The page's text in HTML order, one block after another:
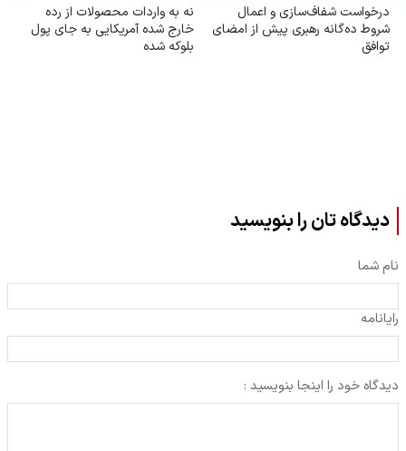
درخواست شفاف‌سازی و اعمال
شروط ده‌گانه رهبری پیش از امضای
توافق
نه به واردات محصولات از رده
خارج شده آمریکایی به جای پول
بلوکه شده
دیدگاه تان را بنویسید
نام شما
رایانامه
دیدگاه خود را اینجا بنویسید :